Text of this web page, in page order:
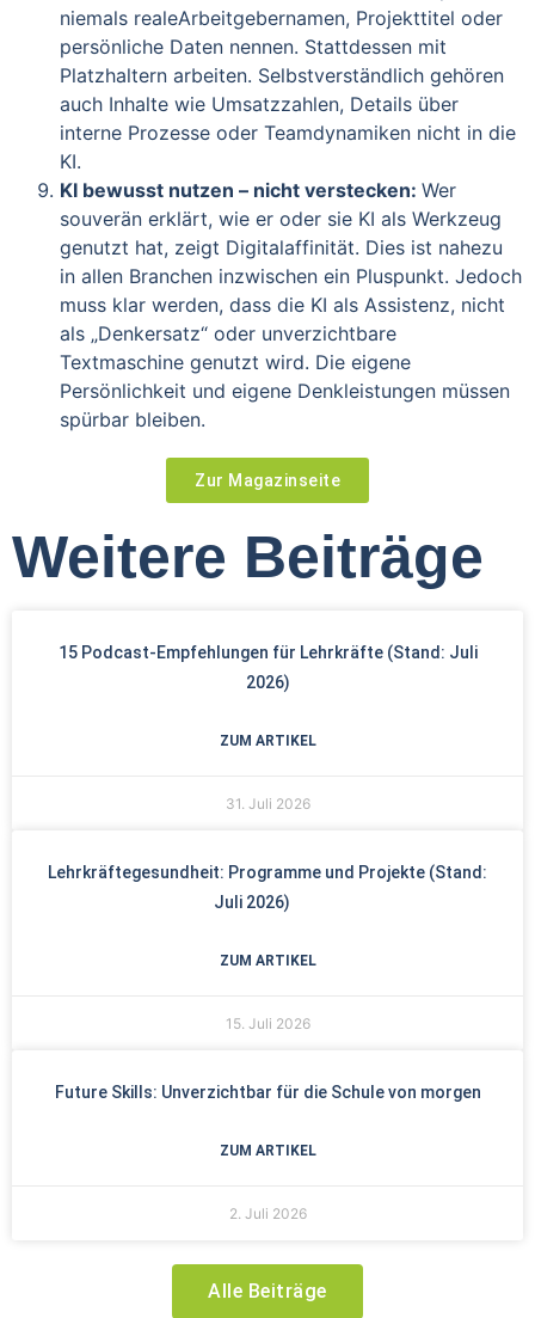
niemals realeArbeitgebernamen, Projekttitel oder
persönliche Daten nennen. Stattdessen mit
Platzhaltern arbeiten. Selbstverständlich gehören
auch Inhalte wie Umsatzzahlen, Details über
interne Prozesse oder Teamdynamiken nicht in die
KI.
KI bewusst nutzen – nicht verstecken: Wer
souverän erklärt, wie er oder sie KI als Werkzeug
genutzt hat, zeigt Digitalaffinität. Dies ist nahezu
in allen Branchen inzwischen ein Pluspunkt. Jedoch
muss klar werden, dass die KI als Assistenz, nicht
als „Denkersatz“ oder unverzichtbare
Textmaschine genutzt wird. Die eigene
Persönlichkeit und eigene Denkleistungen müssen
spürbar bleiben.
Zur Magazinseite
Weitere Beiträge
15 Podcast-Empfehlungen für Lehrkräfte (Stand: Juli
2026)
ZUM ARTIKEL
31. Juli 2026
Lehrkräftegesundheit: Programme und Projekte (Stand:
Juli 2026)
ZUM ARTIKEL
15. Juli 2026
Future Skills: Unverzichtbar für die Schule von morgen
ZUM ARTIKEL
2. Juli 2026
Alle Beiträge